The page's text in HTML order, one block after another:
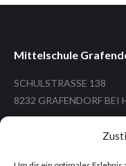
Mittelschule
SCHULSTRASSE 138
8232 GRAFENDORF BEI